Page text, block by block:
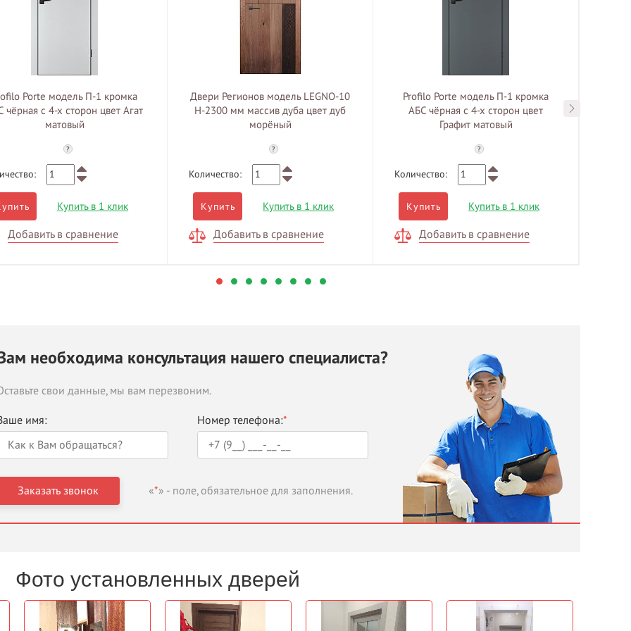
Porte модель П-1 кромка
чёрная с 4-х сторон цвет Агат
матовый
?
Купить в 1 клик
Добавить в сравнение
Двери Регионов модель LEGNO-10
H-2300 мм массив дуба цвет дуб
морёный
?
Количество:
Купить Купить в 1 клик
Добавить в сравнение
Profilo Porte модель П-1 кромка
АБС чёрная с 4-х сторон цвет
Графит матовый
?
Количество:
Купить Купить в 1 клик
Добавить в сравнение
необходима консультация нашего специалиста?
свои данные, мы вам перезвоним.
имя: Номер телефона:*
«*» - поле, обязательное для заполнения.
Фото установленных дверей